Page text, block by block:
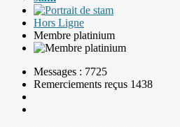
Hors Ligne
Membre platinium
Messages : 7725
Remerciements reçus 1438